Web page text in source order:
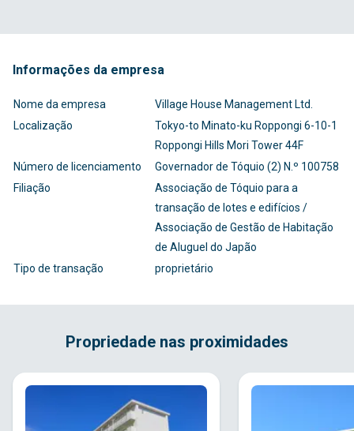
Informações da empresa
Nome da empresa
Village House Management Ltd.
Localização
Tokyo-to Minato-ku Roppongi 6-10-1
Roppongi Hills Mori Tower 44F
Número de licenciamento
Governador de Tóquio (2) N.º 100758
Filiação
Associação de Tóquio para a
transação de lotes e edifícios /
Associação de Gestão de Habitação
de Aluguel do Japão
Tipo de transação
proprietário
Propriedade nas proximidades